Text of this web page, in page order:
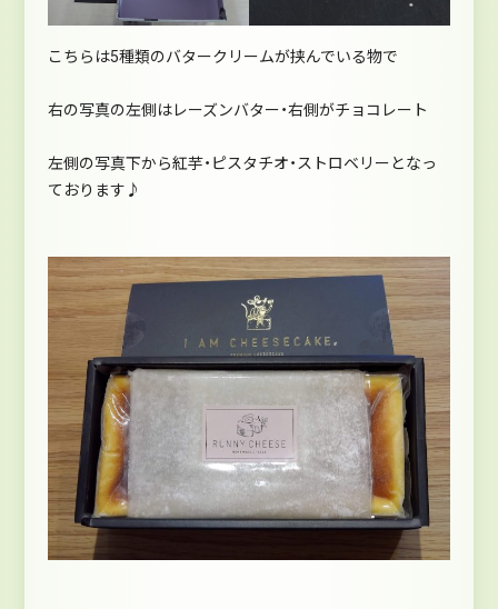
こちらは5種類のバタークリームが挟んでいる物で
右の写真の左側はレーズンバター・右側がチョコレート
左側の写真下から紅芋・ピスタチオ・ストロベリーとなっ
ております♪